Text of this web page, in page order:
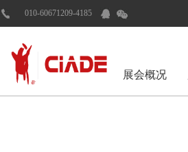
010-60671209-4185
展会概况